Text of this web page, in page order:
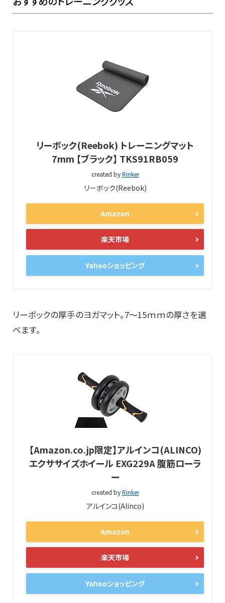
リーボック(Reebok) トレーニングマット
7mm 【ブラック】 TKS91RB059
created byRinker
リーボック(Reebok)
Amazon
楽天市場
Yahooショッピング
リーボックの厚手のヨガマット。7～15ｍｍの厚さを選
べます。
【Amazon.co.jp限定】アルインコ(ALINCO)
エクササイズホイール EXG229A 腹筋ローラ
ー
created byRinker
アルインコ(Alinco)
Amazon
楽天市場
Yahooショッピング